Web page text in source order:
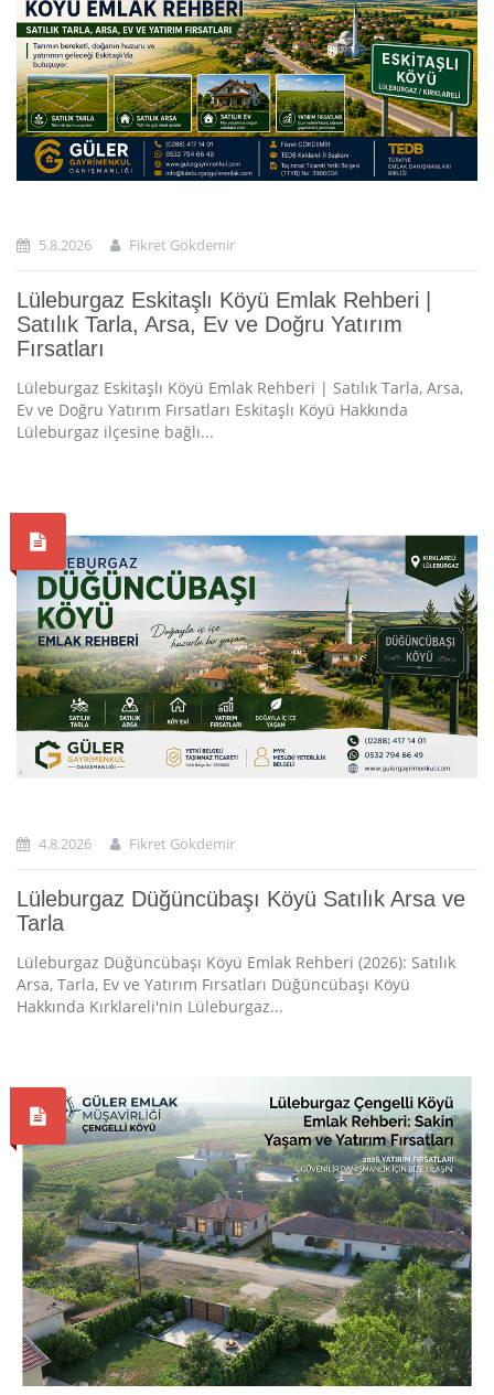
5.8.2026 Fikret Gökdemir
Lüleburgaz Eskitaşlı Köyü Emlak Rehberi |
Satılık Tarla, Arsa, Ev ve Doğru Yatırım
Fırsatları
Lüleburgaz Eskitaşlı Köyü Emlak Rehberi | Satılık Tarla, Arsa,
Ev ve Doğru Yatırım Fırsatları Eskitaşlı Köyü Hakkında
Lüleburgaz ilçesine bağlı...
4.8.2026 Fikret Gökdemir
Lüleburgaz Düğüncübaşı Köyü Satılık Arsa ve
Tarla
Lüleburgaz Düğüncübaşı Köyü Emlak Rehberi (2026): Satılık
Arsa, Tarla, Ev ve Yatırım Fırsatları Düğüncübaşı Köyü
Hakkında Kırklareli'nin Lüleburgaz...